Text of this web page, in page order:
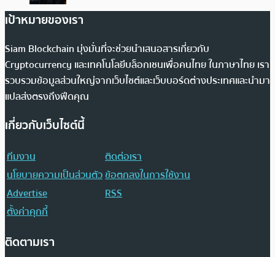
เป้าหมายของเรา
Siam Blockchain มุ่งมั่นที่จะช่วยนำเสนอสารเกี่ยวกับ
Cryptocurrency และเทคโนโลยีบล็อกเชนเพื่อคนไทย ในภาษาไทย เรา
รวบรวมข้อมูลส่วนใหญ่จากเว็บไซต์และเว็บบอร์ดต่างประเทศและนำมา
แปลส่งตรงถึงฟีดคุณ
เกี่ยวกับเว็บไซต์นี้
ทีมงาน
ติดต่อเรา
นโยบายความเป็นส่วนตัวข้อตกลงในการใช้งาน
Advertise
RSS
ตั้งค่าคุกกี้
ติดตามเรา